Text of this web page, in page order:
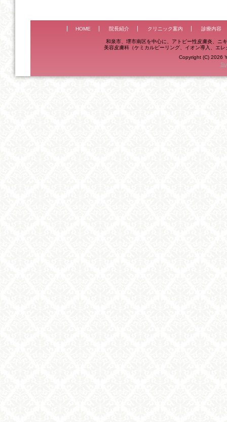
HOME 院長紹介 クリニック案内 診療内容
和泉市、堺市南区を中心に、アトピー性皮膚炎、ニ
美容皮膚科（ケミカルピーリング、イオン導入、エ
Copyright (C) 2026